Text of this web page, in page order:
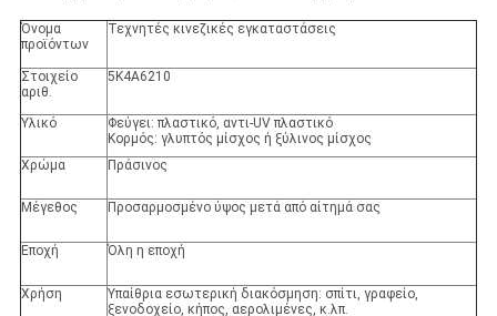
Όνομα
προϊόντων
Τεχνητές κινεζικές εγκαταστάσεις
Στοιχείο
αριθ.
5K4A6210
Υλικό
Φεύγει: πλαστικό, αντι-UV πλαστικό
Κορμός: γλυπτός μίσχος ή ξύλινος μίσχος
Χρώμα
Πράσινος
Μέγεθος Προσαρμοσμένο ύψος μετά από αίτημά σας
Εποχή Όλη η εποχή
Χρήση
Υπαίθρια εσωτερική διακόσμηση: σπίτι, γραφείο,
ξενοδοχείο, κήπος, αερολιμένες, κ.λπ.